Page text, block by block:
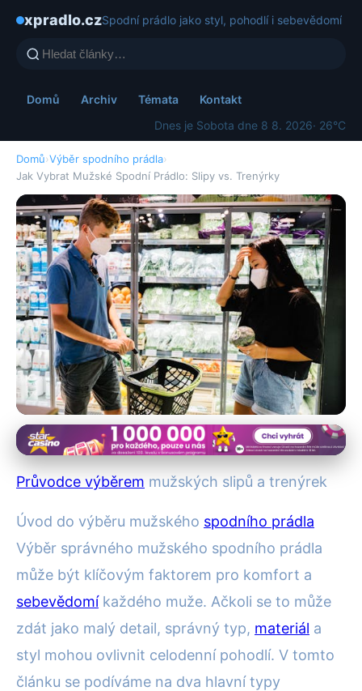
xpradlo.czSpodní prádlo jako styl, pohodlí i sebevědomí
Domů Archiv Témata
Kontakt
Dnes je Sobota dne 8 8. 2026· 26°C
Domů›Výběr spodního prádla›
Jak Vybrat Mužské Spodní Prádlo: Slipy vs. Trenýrky
Výběr spodního prádla
Jak Vybrat Mužské Spodní
Prádlo: Slipy vs. Trenýrky
5. 10. 2025· 4 min čtení · Autor: Adéla Novotná
Průvodce výběrem mužských slipů a trenýrek
Úvod do výběru mužského spodního prádla
Výběr správného mužského spodního prádla
může být klíčovým faktorem pro komfort a
sebevědomíkaždého muže. Ačkoli se to může
zdát jako malý detail, správný typ, materiál a
styl mohou ovlivnit celodenní pohodlí. V tomto
článku se podíváme na dva hlavní typy